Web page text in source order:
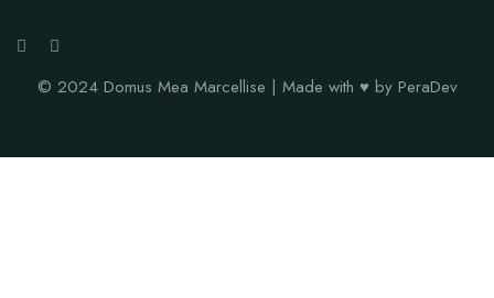
© 2024 Domus Mea Marcellise | Made with ♥ by PeraDev